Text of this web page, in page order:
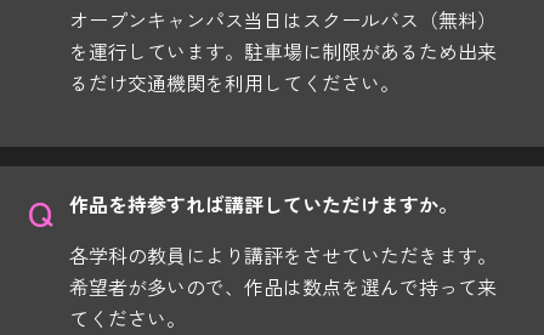
オープンキャンパス当日はスクールバス（無料）
を運行しています。駐車場に制限があるため出来
るだけ交通機関を利用してください。
作品を持参すれば講評していただけますか。
各学科の教員により講評をさせていただきます。
希望者が多いので、作品は数点を選んで持って来
てください。